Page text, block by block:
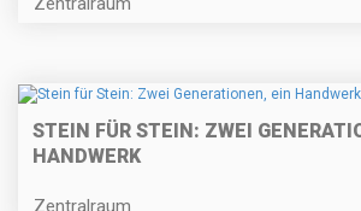
STEIN FÜR STEIN: ZWEI
HANDWERK
Zentralraum